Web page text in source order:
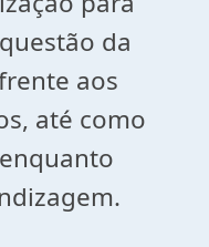
da
aos
até como